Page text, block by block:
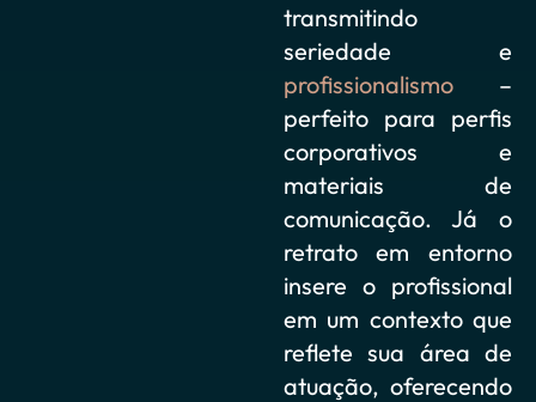
transmitindo
seriedade e
profissionalismo –
perfeito para perfis
corporativos e
materiais de
comunicação. Já o
retrato em entorno
insere o profissional
em um contexto que
reflete sua área de
atuação, oferecendo